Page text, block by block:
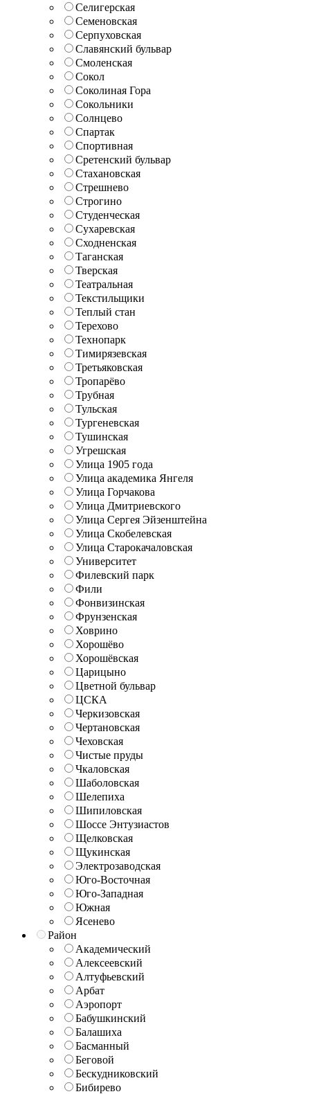
Селигерская
Семеновская
Серпуховская
Славянский бульвар
Смоленская
Сокол
Соколиная Гора
Сокольники
Солнцево
Спартак
Спортивная
Сретенский бульвар
Стахановская
Стрешнево
Строгино
Студенческая
Сухаревская
Сходненская
Таганская
Тверская
Театральная
Текстильщики
Теплый стан
Терехово
Технопарк
Тимирязевская
Третьяковская
Тропарёво
Трубная
Тульская
Тургеневская
Тушинская
Угрешская
Улица 1905 года
Улица академика Янгеля
Улица Горчакова
Улица Дмитриевского
Улица Сергея Эйзенштейна
Улица Скобелевская
Улица Старокачаловская
Университет
Филевский парк
Фили
Фонвизинская
Фрунзенская
Ховрино
Хорошёво
Хорошёвская
Царицыно
Цветной бульвар
ЦСКА
Черкизовская
Чертановская
Чеховская
Чистые пруды
Чкаловская
Шаболовская
Шелепиха
Шипиловская
Шоссе Энтузиастов
Щелковская
Щукинская
Электрозаводская
Юго-Восточная
Юго-Западная
Южная
Ясенево
Район
Академический
Алексеевский
Алтуфьевский
Арбат
Аэропорт
Бабушкинский
Балашиха
Басманный
Беговой
Бескудниковский
Бибирево